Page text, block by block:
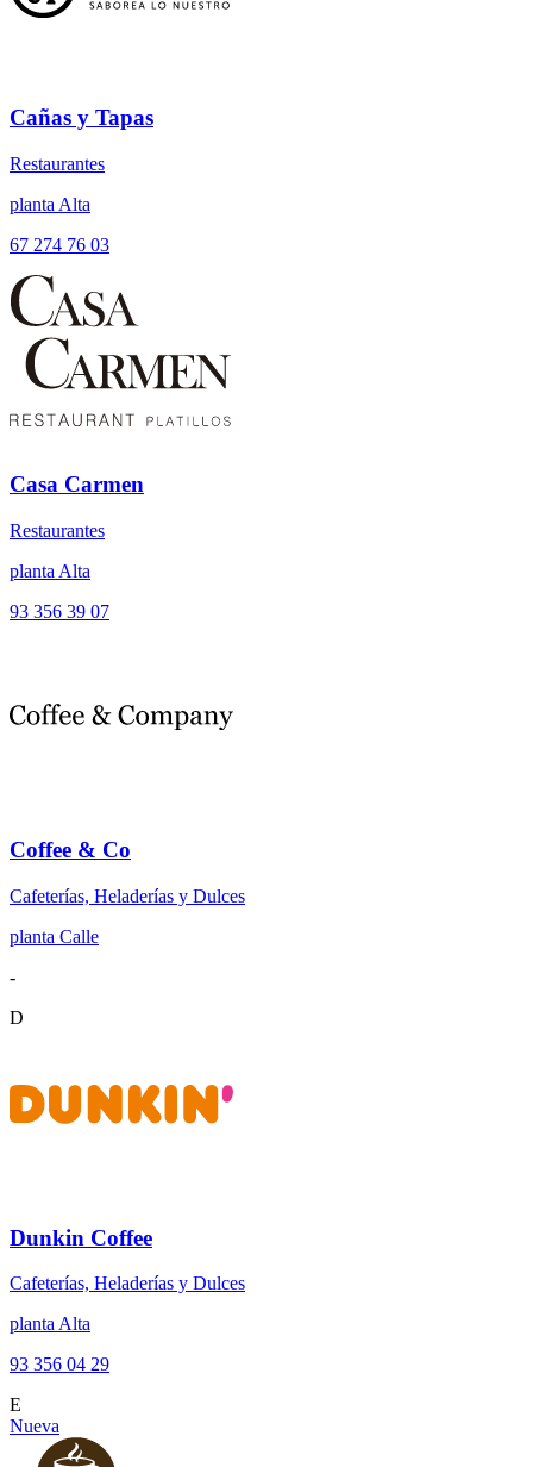
Cañas y Tapas
Restaurantes
planta Alta
67 274 76 03
Casa Carmen
Restaurantes
planta Alta
93 356 39 07
Coffee & Co
Cafeterías, Heladerías y Dulces
planta Calle
-
D
Dunkin Coffee
Cafeterías, Heladerías y Dulces
planta Alta
93 356 04 29
E
Nueva